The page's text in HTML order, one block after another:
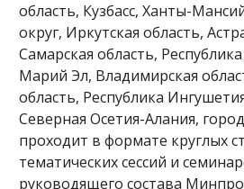
область, Кузбасс, Ханты-
округ, Иркутская область,
Самарская область,
Марий Эл, Владимирская
область, Республика
Северная Осетия-Алания,
проходит в формате круглых
тематических сессий и
руководящего состава